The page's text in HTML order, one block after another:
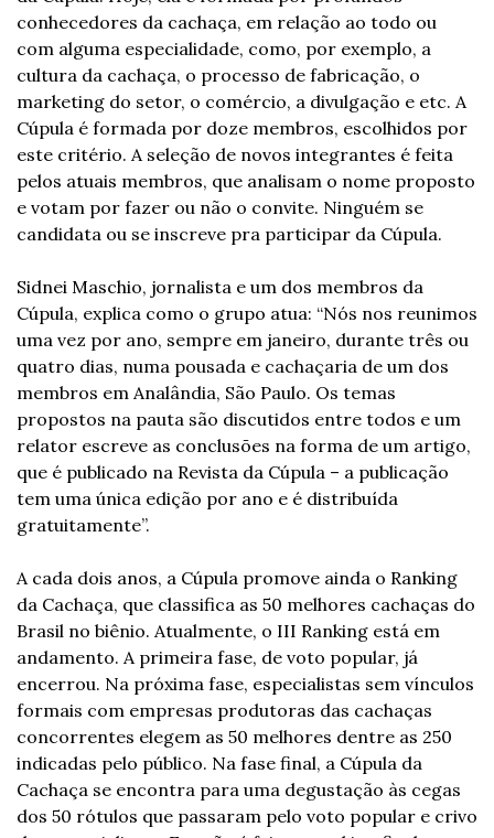
conhecedores da cachaça, em relação ao todo ou
com alguma especialidade, como, por exemplo, a
cultura da cachaça, o processo de fabricação, o
marketing do setor, o comércio, a divulgação e etc. A
Cúpula é formada por doze membros, escolhidos por
este critério. A seleção de novos integrantes é feita
pelos atuais membros, que analisam o nome proposto
e votam por fazer ou não o convite. Ninguém se
candidata ou se inscreve pra participar da Cúpula.
Sidnei Maschio, jornalista e um dos membros da
Cúpula, explica como o grupo atua: “Nós nos reunimos
uma vez por ano, sempre em janeiro, durante três ou
quatro dias, numa pousada e cachaçaria de um dos
membros em Analândia, São Paulo. Os temas
propostos na pauta são discutidos entre todos e um
relator escreve as conclusões na forma de um artigo,
que é publicado na Revista da Cúpula – a publicação
tem uma única edição por ano e é distribuída
gratuitamente”.
A cada dois anos, a Cúpula promove ainda o Ranking
da Cachaça, que classifica as 50 melhores cachaças do
Brasil no biênio. Atualmente, o III Ranking está em
andamento. A primeira fase, de voto popular, já
encerrou. Na próxima fase, especialistas sem vínculos
formais com empresas produtoras das cachaças
concorrentes elegem as 50 melhores dentre as 250
indicadas pelo público. Na fase final, a Cúpula da
Cachaça se encontra para uma degustação às cegas
dos 50 rótulos que passaram pelo voto popular e crivo